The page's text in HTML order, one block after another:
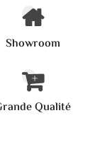
Showroom
Qualité